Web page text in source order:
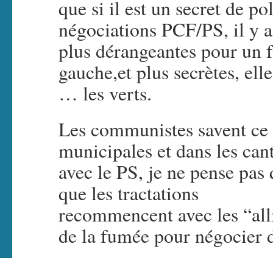
que si il est un secret de
négociations PCF/PS, il y
plus dérangeantes pour un
gauche,et plus secrètes,
… les verts.
Les communistes savent
municipales et dans les
avec le PS, je ne pense
que les tractations
recommencent avec les
de la fumée pour négocier